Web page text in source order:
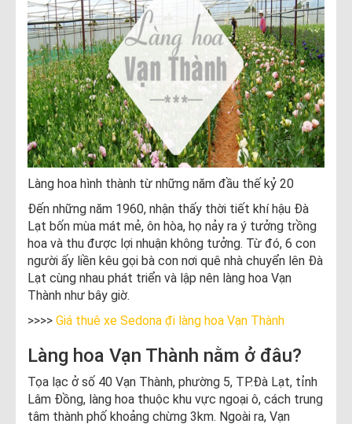
Làng hoa hình thành từ những năm đầu thế kỷ 20
Đến những năm 1960, nhận thấy thời tiết khí hậu Đà
Lạt bốn mùa mát mẻ, ôn hòa, họ nảy ra ý tưởng trồng
hoa và thu được lợi nhuận không tưởng. Từ đó, 6 con
người ấy liền kêu gọi bà con nơi quê nhà chuyển lên Đà
Lạt cùng nhau phát triển và lập nên làng hoa Vạn
Thành như bây giờ.
>>>> Giá thuê xe Sedona đ̣i làng hoa Vạn Thành
Làng hoa Vạn Thành nằm ở đâu?
Tọa lạc ở số 40 Vạn Thành, phường 5, TP.Đà Lạt, tỉnh
Lâm Đồng, làng hoa thuộc khu vực ngoại ô, cách trung
tâm thành phố khoảng chừng 3km. Ngoài ra, Vạn